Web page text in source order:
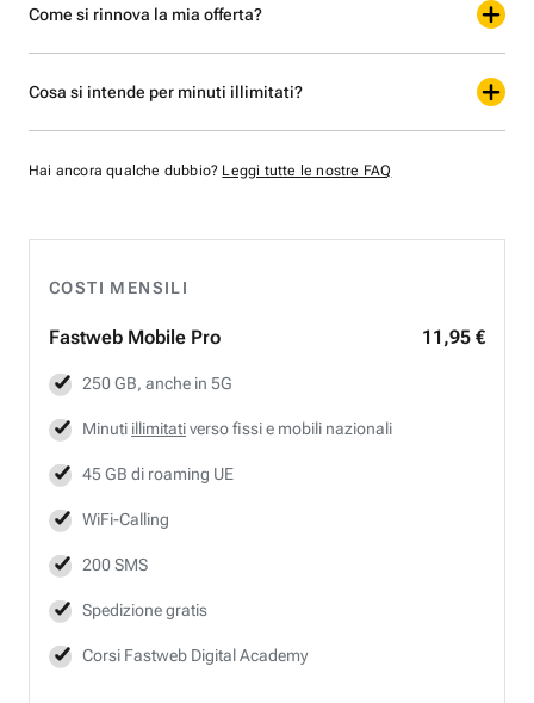
COSTI MENSILI
Fastweb Mobile Pro 11,95 €
250 GB, anche in 5G
Minuti illimitativerso fissi e mobili nazionali
45 GB di roaming UE
WiFi-Calling
200 SMS
Spedizione gratis
Corsi Fastweb Digital Academy
Come si rinnova la mia offerta?
Cosa si intende per minuti illimitati?
Hai ancora qualche dubbio? Leggi tutte le nostre FAQ